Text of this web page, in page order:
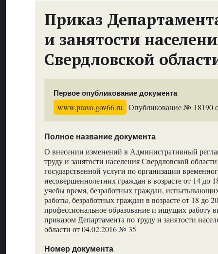
Приказ
и занятости
Свердловской
Первое опубликование документа
www.pravo.gov66.ru Опубликование № 18190
Полное название документа
О внесении изменений в Административный
труду и занятости населения Свердловской
государственной услуги по организации
несовершеннолетних граждан в возрасте от 14 до
учебы время, безработных граждан,
работы, безработных граждан в возрасте от 18 до
профессиональное образование и ищущих работу
приказом Департамента по труду и занятости
области от 04.02.2016 № 35
Номер документа